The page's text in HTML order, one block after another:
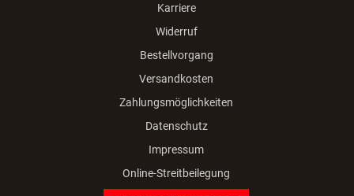
Karriere
Widerruf
Bestellvorgang
Versandkosten
Zahlungsmöglichkeiten
Datenschutz
Impressum
Online-Streitbeilegung